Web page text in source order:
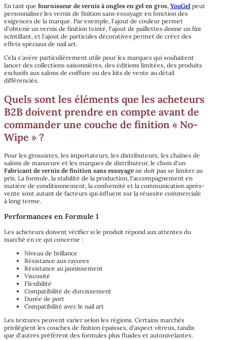
En tant que fournisseur de vernis à ongles en gel en gros, YouGel peut
personnaliser les vernis de finition sans essuyage en fonction des
exigences de la marque. Par exemple, l'ajout de couleur permet
d'obtenir un vernis de finition teinté, l'ajout de paillettes donne un fini
scintillant, et l'ajout de particules décoratives permet de créer des
effets spéciaux de nail art.
Cela s'avère particulièrement utile pour les marques qui souhaitent
lancer des collections saisonnières, des éditions limitées, des produits
exclusifs aux salons de coiffure ou des kits de vente au détail
différenciés.
Quels sont les éléments que les acheteurs
B2B doivent prendre en compte avant de
commander une couche de finition « No-
Wipe » ?
Pour les grossistes, les importateurs, les distributeurs, les chaînes de
salons de manucure et les marques de distributeur, le choix d'un
Fabricant de vernis de finition sans essuyage ne doit pas se limiter au
prix. La formule, la stabilité de la production, l'accompagnement en
matière de conditionnement, la conformité et la communication après-
vente sont autant de facteurs qui influent sur la réussite commerciale
à long terme.
Performances en Formule 1
Les acheteurs doivent vérifier si le produit répond aux attentes du
marché en ce qui concerne :
Niveau de brillance
Résistance aux rayures
Résistance au jaunissement
Viscosité
Flexibilité
Compatibilité de durcissement
Durée de port
Compatibilité avec le nail art
Les textures peuvent varier selon les régions. Certains marchés
privilégient les couches de finition épaisses, d'aspect vitreux, tandis
que d'autres préfèrent des formules plus fluides et autonivelantes.